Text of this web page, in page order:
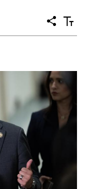
공
유
텍
스